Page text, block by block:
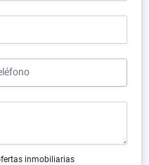
inmobiliarias